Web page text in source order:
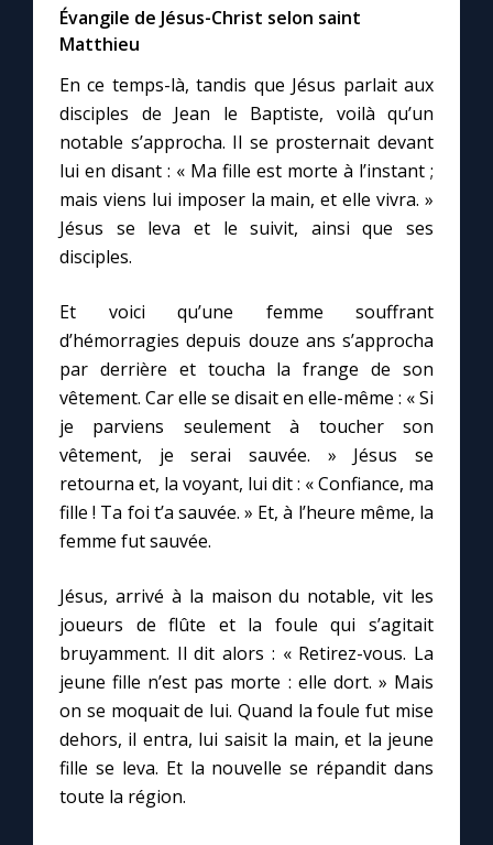
Évangile de Jésus-Christ selon saint
Matthieu
En ce temps-là, tandis que Jésus parlait aux
disciples de Jean le Baptiste, voilà qu’un
notable s’approcha. Il se prosternait devant
lui en disant : « Ma fille est morte à l’instant ;
mais viens lui imposer la main, et elle vivra. »
Jésus se leva et le suivit, ainsi que ses
disciples.
Et voici qu’une femme souffrant
d’hémorragies depuis douze ans s’approcha
par derrière et toucha la frange de son
vêtement. Car elle se disait en elle-même : « Si
je parviens seulement à toucher son
vêtement, je serai sauvée. » Jésus se
retourna et, la voyant, lui dit : « Confiance, ma
fille ! Ta foi t’a sauvée. » Et, à l’heure même, la
femme fut sauvée.
Jésus, arrivé à la maison du notable, vit les
joueurs de flûte et la foule qui s’agitait
bruyamment. Il dit alors : « Retirez-vous. La
jeune fille n’est pas morte : elle dort. » Mais
on se moquait de lui. Quand la foule fut mise
dehors, il entra, lui saisit la main, et la jeune
fille se leva. Et la nouvelle se répandit dans
toute la région.